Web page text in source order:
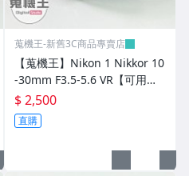
蒐機王-新舊3C商品專賣店
【蒐機王】Nikon 1 Nikkor 10
-30mm F3.5-5.6 VR【可用舊3
C折抵購買】E1549-10
$ 2,500
直購